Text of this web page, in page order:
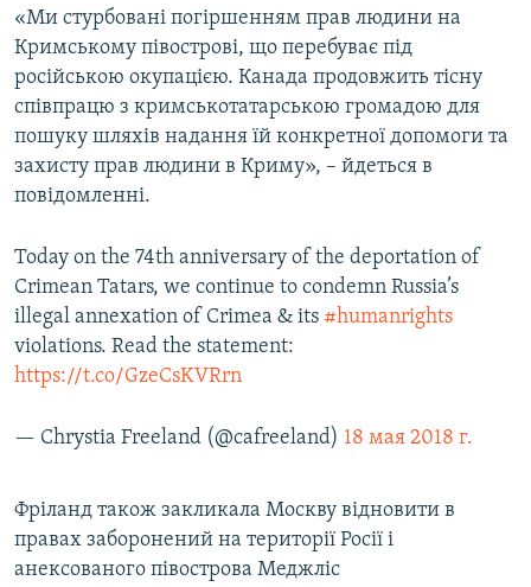
«Ми стурбовані погіршенням прав людини на
Кримському півострові, що перебуває під
російською окупацією. Канада продовжить тісну
співпрацю з кримськотатарською громадою для
пошуку шляхів надання їй конкретної допомоги та
захисту прав людини в Криму», – йдеться в
повідомленні.
Today on the 74th anniversary of the deportation of
Crimean Tatars, we continue to condemn Russia’s
illegal annexation of Crimea & its #humanrights
violations. Read the statement:
https://t.co/GzeCsKVRrn
— Chrystia Freeland (@cafreeland) 18 мая 2018 г.
Фріланд також закликала Москву відновити в
правах заборонений на території Росії і
анексованого півострова Меджліс